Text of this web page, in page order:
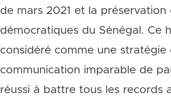
de mars 2021 et la préservation
démocratiques du Sénégal. Ce
considéré comme une stratégie
communication imparable de
réussi à battre tous les records